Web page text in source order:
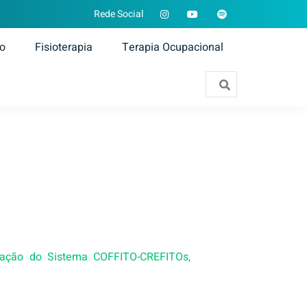
Rede Social
Fisioterapia Terapia Ocupacional
do Sistema COFFITO-CREFITOs,